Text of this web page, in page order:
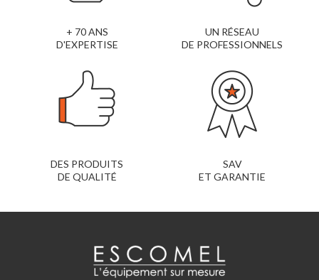
+ 70 ANS
D'EXPERTISE
UN RÉSEAU
DE PROFESSIONNELS
DES PRODUITS
DE QUALITÉ
SAV
ET GARANTIE